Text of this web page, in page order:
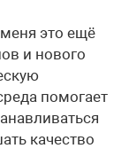
это ещё
и нового
помогает
качество